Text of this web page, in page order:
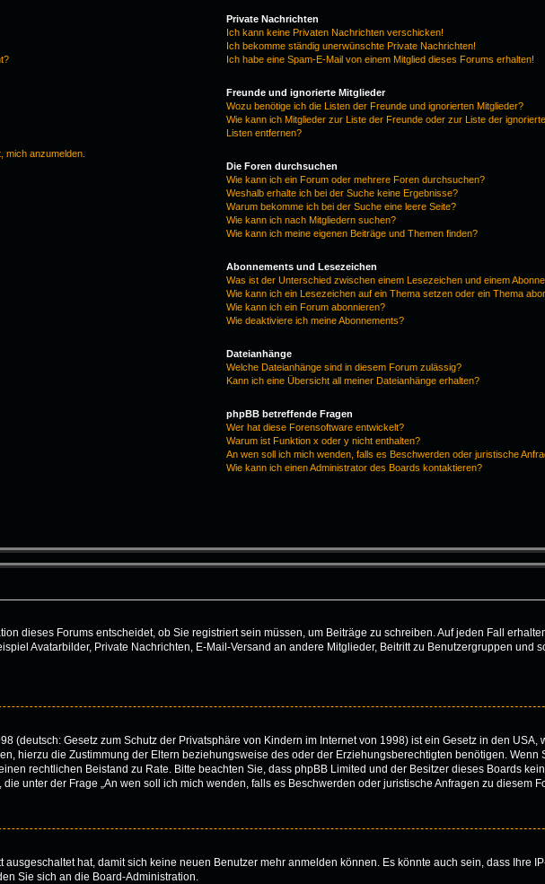
mich anzumelden.
Private Nachrichten
Ich kann keine Privaten Nachrichten verschicken!
Ich bekomme ständig unerwünschte Private Nachrichten!
Ich habe eine Spam-E-Mail von einem Mitglied dieses Forums erhalten!
Freunde und ignorierte Mitglieder
Wozu benötige ich die Listen der Freunde und ignorierten Mitglieder?
Wie kann ich Mitglieder zur Liste der Freunde oder zur Liste der
Listen entfernen?
Die Foren durchsuchen
Wie kann ich ein Forum oder mehrere Foren durchsuchen?
Weshalb erhalte ich bei der Suche keine Ergebnisse?
Warum bekomme ich bei der Suche eine leere Seite?
Wie kann ich nach Mitgliedern suchen?
Wie kann ich meine eigenen Beiträge und Themen finden?
Abonnements und Lesezeichen
Was ist der Unterschied zwischen einem Lesezeichen und einem
Wie kann ich ein Lesezeichen auf ein Thema setzen oder ein Thema
Wie kann ich ein Forum abonnieren?
Wie deaktiviere ich meine Abonnements?
Dateianhänge
Welche Dateianhänge sind in diesem Forum zulässig?
Kann ich eine Übersicht all meiner Dateianhänge erhalten?
phpBB betreffende Fragen
Wer hat diese Forensoftware entwickelt?
Warum ist Funktion x oder y nicht enthalten?
An wen soll ich mich wenden, falls es Beschwerden oder juristische
Wie kann ich einen Administrator des Boards kontaktieren?
dieses Forums entscheidet, ob Sie registriert sein müssen, um Beiträge zu schreiben. Auf jeden Fall
Avatarbilder, Private Nachrichten, E-Mail-Versand an andere Mitglieder, Beitritt zu Benutzergruppen und
(deutsch: Gesetz zum Schutz der Privatsphäre von Kindern im Internet von 1998) ist ein Gesetz in den USA,
hierzu die Zustimmung der Eltern beziehungsweise des oder der Erziehungsberechtigten benötigen. Wenn
rechtlichen Beistand zu Rate. Bitte beachten Sie, dass phpBB Limited und der Besitzer dieses Boards
unter der Frage „An wen soll ich mich wenden, falls es Beschwerden oder juristische Anfragen zu diesem
hat, damit sich keine neuen Benutzer mehr anmelden können. Es könnte auch sein, dass Ihre
Sie sich an die Board-Administration.